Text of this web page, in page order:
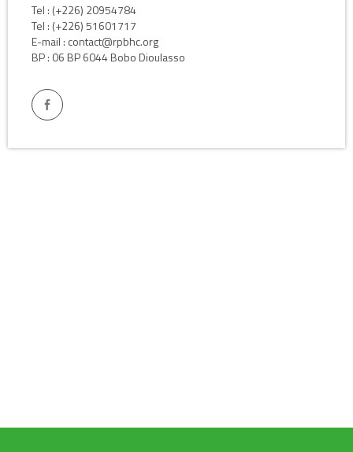
Tel : (+226) 20954784
Tel : (+226) 51601717
E-mail : contact@rpbhc.org
BP : 06 BP 6044 Bobo Dioulasso